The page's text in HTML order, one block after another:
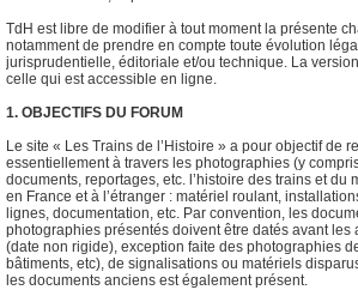
TdH est libre de modifier à tout moment la présente
notamment de prendre en compte toute évolution
jurisprudentielle, éditoriale et/ou technique. La
celle qui est accessible en ligne.
1. OBJECTIFS DU FORUM
Le site « Les Trains de l’Histoire » a pour objectif de
essentiellement à travers les photographies (y
documents, reportages, etc. l’histoire des trains et du
en France et à l’étranger : matériel roulant,
lignes, documentation, etc. Par convention, les
photographies présentés doivent être datés avant les
(date non rigide), exception faite des photographies
bâtiments, etc), de signalisations ou matériels
les documents anciens est également présent.